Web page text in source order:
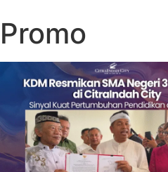
Promo